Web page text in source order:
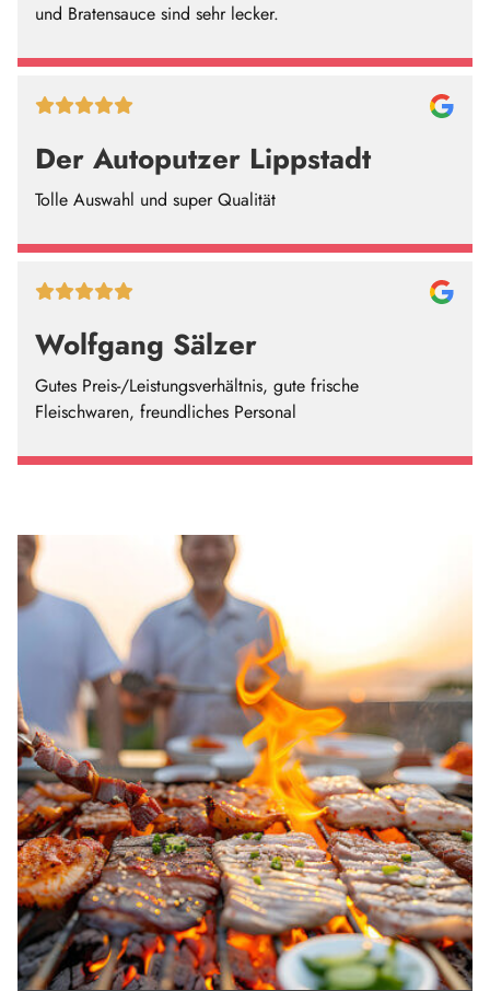
und Bratensauce sind sehr lecker.
Der Autoputzer Lippstadt
Tolle Auswahl und super Qualität
Wolfgang Sälzer
Gutes Preis-/Leistungsverhältnis, gute frische
Fleischwaren, freundliches Personal